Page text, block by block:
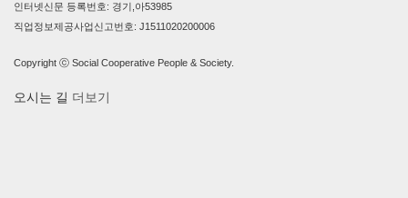
인터넷신문 등록번호: 경기,아53985
직업정보제공사업신고번호: J1511020200006
Copyright ⓒ Social Cooperative People & Society.
오시는 길 더보기